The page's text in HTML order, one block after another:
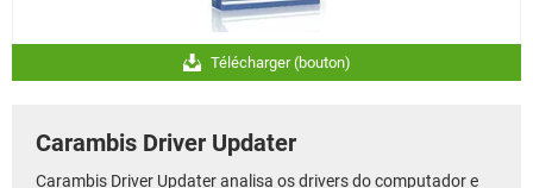
Télécharger (bouton)
Carambis Driver Updater
Carambis Driver Updater analisa os drivers do computador e